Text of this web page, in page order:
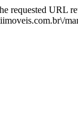
URL